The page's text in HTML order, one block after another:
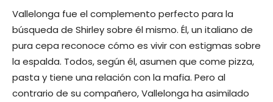
Vallelonga fue el complemento perfecto para la
búsqueda de Shirley sobre él mismo. Él, un italiano de
pura cepa reconoce cómo es vivir con estigmas sobre
la espalda. Todos, según él, asumen que come pizza,
pasta y tiene una relación con la mafia. Pero al
contrario de su compañero, Vallelonga ha asimilado